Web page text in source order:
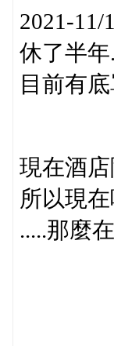
2021-11/
休了半
目前有
現在酒
所以現
.....那麼